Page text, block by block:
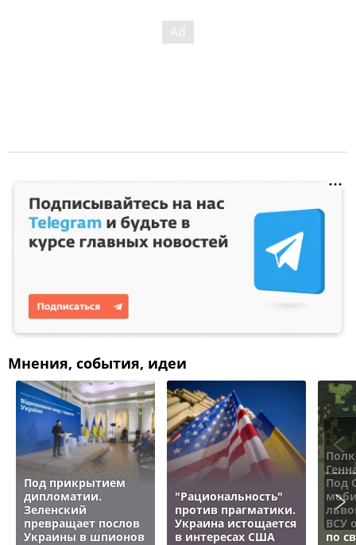
Мнения, события, идеи
Под прикрытием
дипломатии.
Зеленский
превращает послов
Украины в шпионов
"Рациональность"
против прагматики.
Украина истощается
в интересах США
Под
ВСУ
по